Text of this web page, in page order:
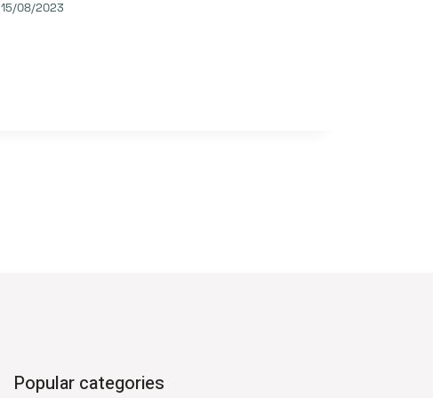
15/08/2023
Popular categories